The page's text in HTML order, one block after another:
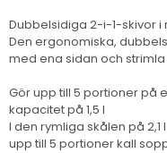
Dubbelsidiga 2-i-1-skivor i
Den ergonomiska,
med ena sidan och
Gör upp till 5 portioner på
kapacitet på 1,5 l
I den rymliga skålen på
upp till 5 portioner kall